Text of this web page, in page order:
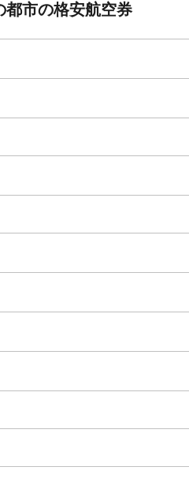
都市の格安航空券